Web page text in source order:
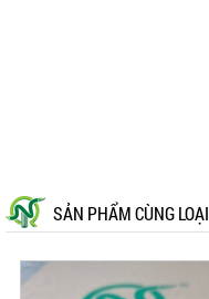
SẢN PHẨM CÙNG LOẠI